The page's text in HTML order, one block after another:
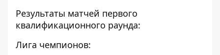
Результаты матчей первого
квалификационного раунда:
Лига чемпионов: